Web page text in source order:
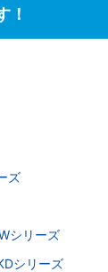
！
ズ
シリーズ
シリーズ